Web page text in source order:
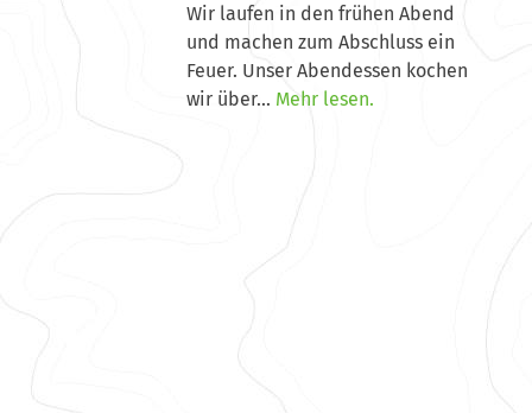
Wir laufen in den frühen Abend
und machen zum Abschluss ein
Feuer. Unser Abendessen kochen
wir über... Mehr lesen.